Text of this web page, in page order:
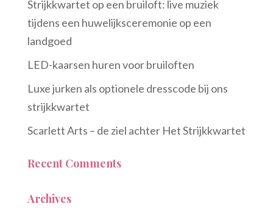
Strijkkwartet op een bruiloft: live muziek
tijdens een huwelijksceremonie op een
landgoed
LED-kaarsen huren voor bruiloften
Luxe jurken als optionele dresscode bij ons
strijkkwartet
Scarlett Arts – de ziel achter Het Strijkkwartet
Recent Comments
Archives